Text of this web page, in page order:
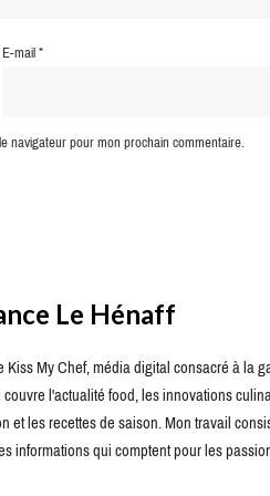
E-mail*
navigateur pour mon prochain commentaire.
Le Hénaff
Kiss My Chef, média digital consacré à la
l'actualité food, les innovations
et les recettes de saison. Mon travail
informations qui comptent pour les